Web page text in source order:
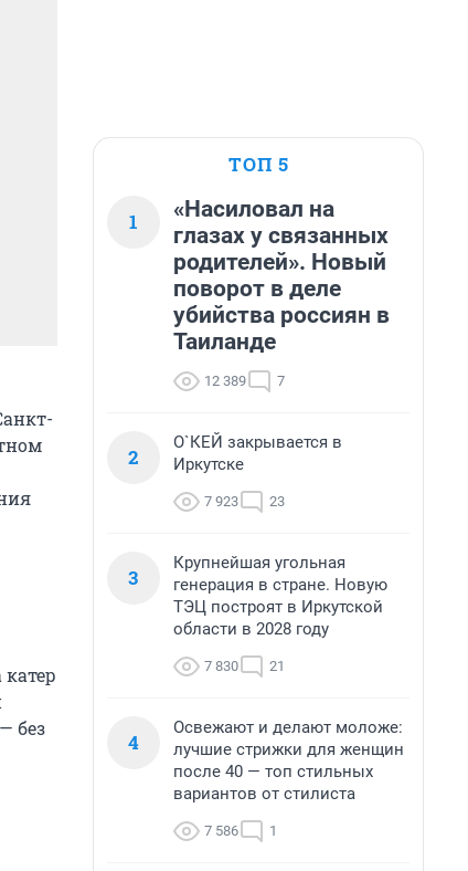
без
ТОП 5
1
«Насиловал на
глазах у связанных
родителей». Новый
поворот в деле
убийства россиян в
Таиланде
12 389 7
2
О`КЕЙ закрывается в
Иркутске
7 923 23
3
Крупнейшая угольная
генерация в стране. Новую
ТЭЦ построят в Иркутской
области в 2028 году
7 830 21
4
Освежают и делают моложе:
лучшие стрижки для женщин
после 40 — топ стильных
вариантов от стилиста
7 586 1